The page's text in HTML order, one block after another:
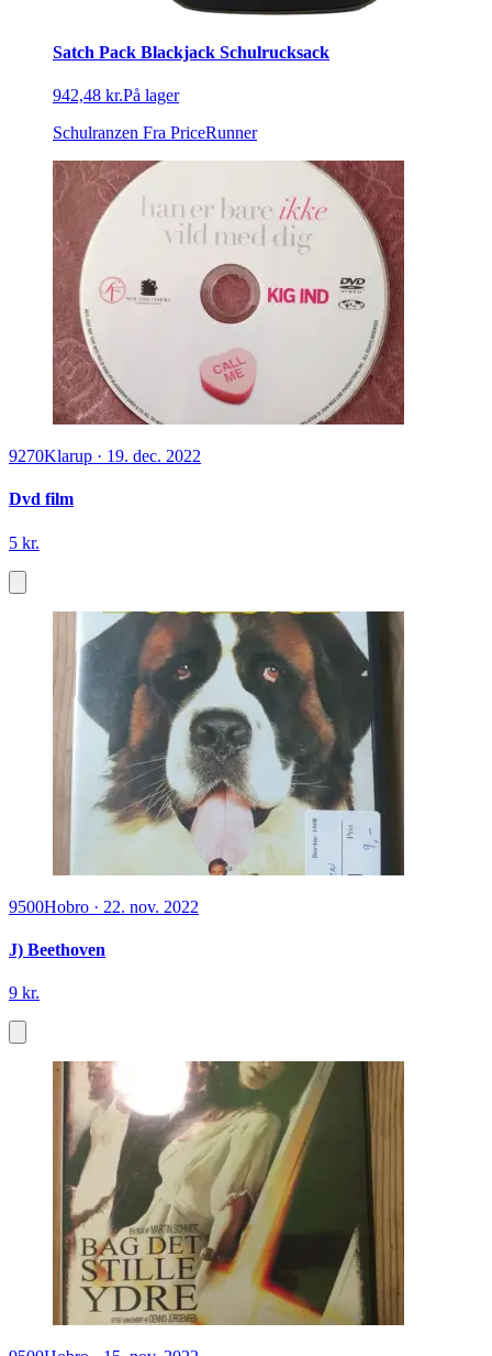
Satch Pack Blackjack Schulrucksack
942,48 kr.På lager
Schulranzen Fra PriceRunner
9270Klarup · 19. dec. 2022
Dvd film
5 kr.
9500Hobro · 22. nov. 2022
J) Beethoven
9 kr.